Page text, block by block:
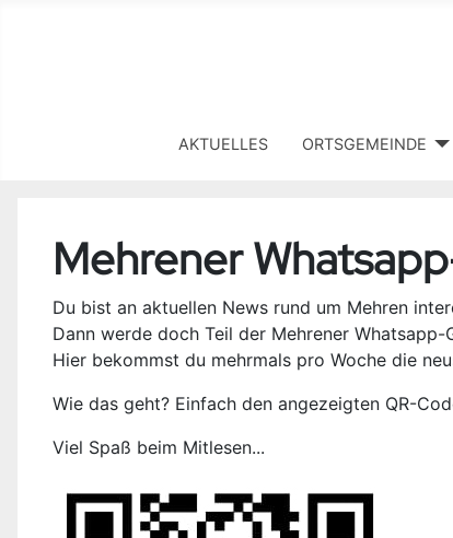
AKTUELLES ORTSGEMEINDE
Mehrener
Du bist an aktuellen News rund um Mehren
Dann werde doch Teil der Mehrener Whatsapp-
Hier bekommst du mehrmals pro Woche die
Wie das geht? Einfach den angezeigten QR-
Viel Spaß beim Mitlesen...